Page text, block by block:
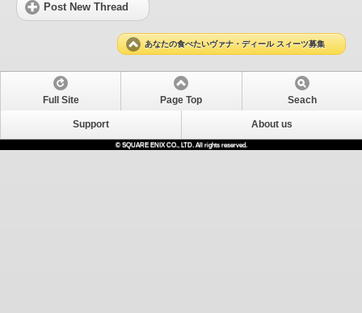
Post New Thread
あなたの食べたいヴァナ・ディール スィーツ募集
Full Site Page Top Seach
Support About us
© SQUARE ENIX CO., LTD. All rights reserved.